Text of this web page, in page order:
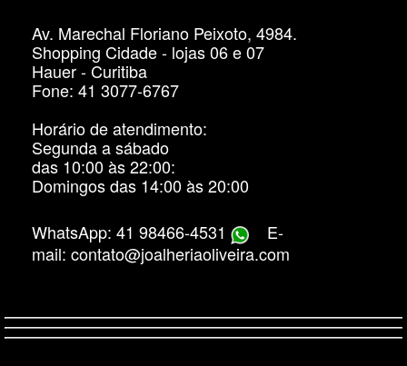
Av. Marechal Floriano Peixoto, 4984.
Shopping Cidade - lojas 06 e 07
Hauer - Curitiba
Fone: 41 3077-6767
Horário de atendimento:
Segunda a sábado
das 10:00 às 22:00:
Domingos das 14:00 às 20:00
WhatsApp: 41 98466-4531
E-
mail: contato@joalheriaoliveira.com